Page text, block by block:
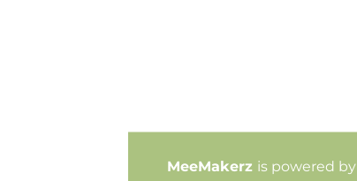
MeeMakerz is powered by